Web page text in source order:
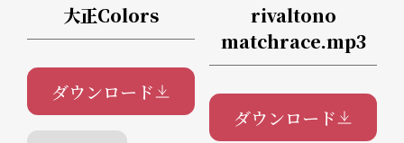
大正Colors
ダウンロード
rivaltono
matchrace.mp3
ダウンロード